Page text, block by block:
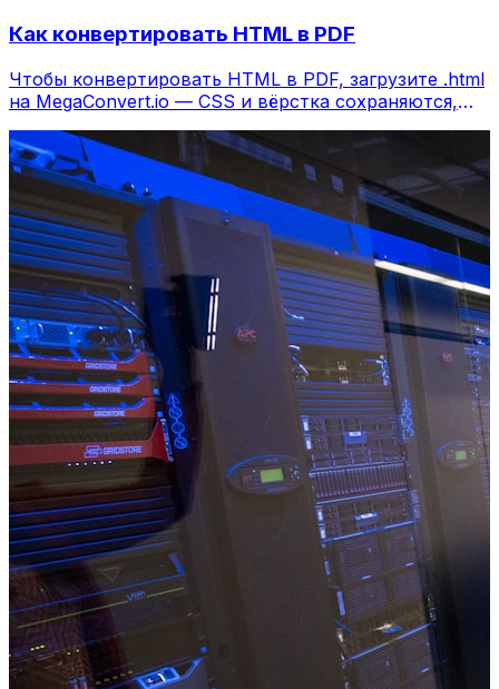
Как конвертировать HTML в PDF
Чтобы конвертировать HTML в PDF, загрузите .html
на MegaConvert.io — CSS и вёрстка сохраняются,